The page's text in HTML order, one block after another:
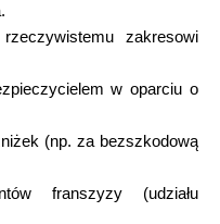
zakresowi
w oparciu o
(np. za bezszkodową
franszyzy (udziału